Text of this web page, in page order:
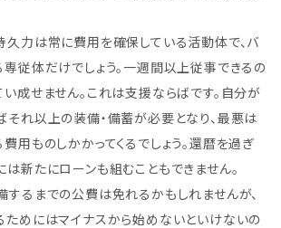
力は常に費用を確保している活動体で、バ
従体だけでしょう。一週間以上従事できるの
成せません。これは支援ならばです。自分が
れ以上の装備・備蓄が必要となり、最悪は
用ものしかかってくるでしょう。還暦を過ぎ
新たにローンも組むこともできません。
るまでの公費は免れるかもしれませんが、
めにはマイナスから始めないといけないの